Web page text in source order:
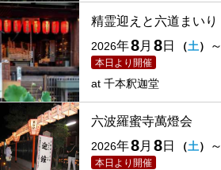
精霊迎えと六道まいり
本日より開催
2026年8月 8日 （土） ～
at 千本釈迦堂
六波羅蜜寺萬燈会
本日より開催
2026年8月 8日 （土） ～